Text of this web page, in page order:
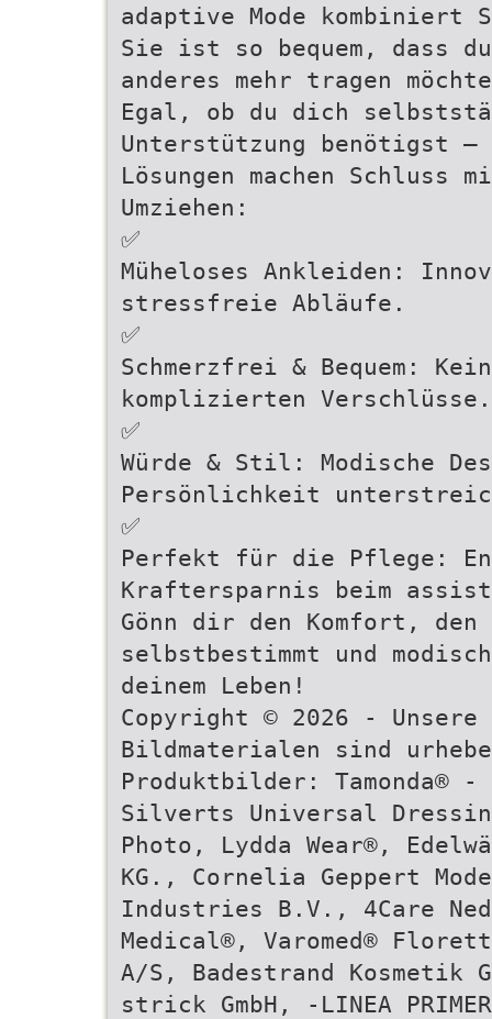
adaptive Mode kombiniert
Sie ist so bequem, dass
anderes mehr tragen
Egal, ob du dich
Unterstützung benötigst
Lösungen machen Schluss
Umziehen:
✅
Müheloses Ankleiden:
stressfreie Abläufe.
✅
Schmerzfrei & Bequem:
komplizierten Verschlüsse.
✅
Würde & Stil: Modische
Persönlichkeit
✅
Perfekt für die Pflege:
Kraftersparnis beim
Gönn dir den Komfort,
selbstbestimmt und
deinem Leben!
Copyright © 2026 -
Bildmaterialen sind
Produktbilder: Tamonda®
Silverts Universal
Photo, Lydda Wear®,
KG., Cornelia Geppert
Industries B.V., 4Care
Medical®, Varomed® Florett
A/S, Badestrand Kosmetik
strick GmbH, -LINEA